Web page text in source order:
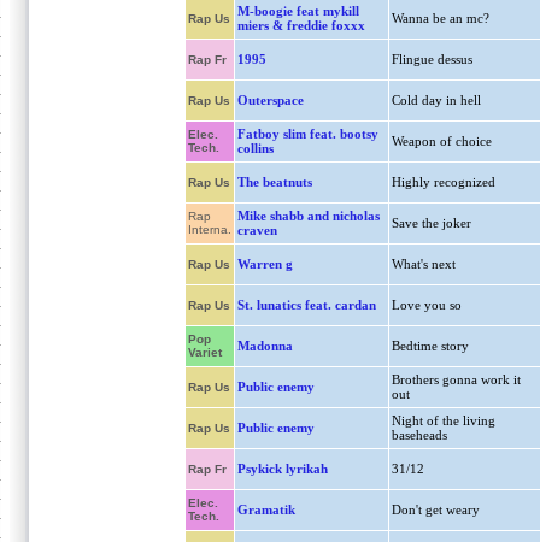
Rap Us
M-boogie feat mykill
miers & freddie foxxx
Wanna be an mc?
Rap Fr 1995 Flingue dessus
Rap Us Outerspace Cold day in hell
Elec.
Tech.
Fatboy slim feat. bootsy
collins
Weapon of choice
Rap Us The beatnuts Highly recognized
Rap
Interna.
Mike shabb and nicholas
craven
Save the joker
Rap Us Warren g What's next
Rap Us St. lunatics feat. cardan Love you so
Pop
Variet
Madonna Bedtime story
Rap Us Public enemy
Brothers gonna work it
out
Rap Us Public enemy
Night of the living
baseheads
Rap Fr Psykick lyrikah 31/12
Elec.
Tech.
Gramatik Don't get weary